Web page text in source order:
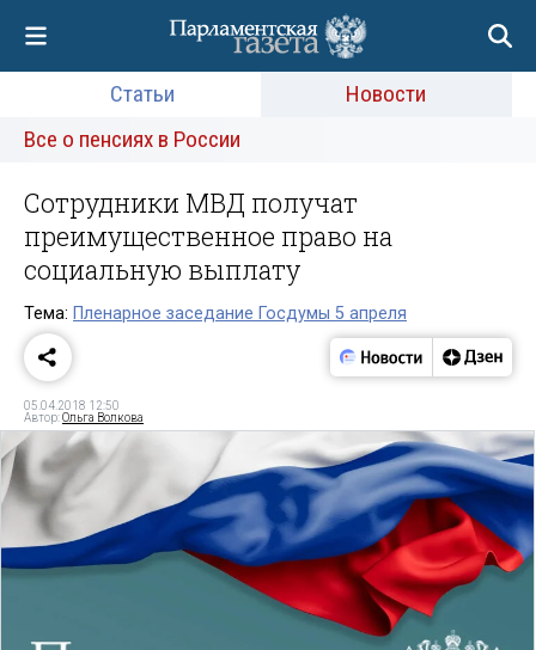
Статьи
Новости
Все о пенсиях в России
Сотрудники МВД получат
преимущественное право на
социальную выплату
Тема: Пленарное заседание Госдумы 5 апреля
05.04.2018 12:50
Автор:Ольга Волкова